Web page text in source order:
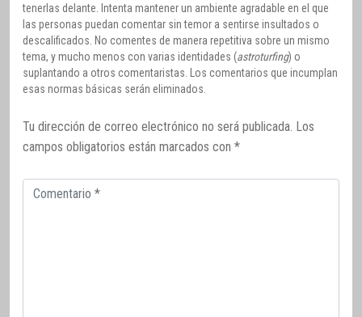
tenerlas delante. Intenta mantener un ambiente agradable en el que
las personas puedan comentar sin temor a sentirse insultados o
descalificados. No comentes de manera repetitiva sobre un mismo
tema, y mucho menos con varias identidades (astroturfing) o
suplantando a otros comentaristas. Los comentarios que incumplan
esas normas básicas serán eliminados.
Tu dirección de correo electrónico no será publicada. Los
campos obligatorios están marcados con *
Comentario